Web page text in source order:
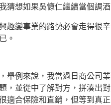
猜想如果吳慷仁繼續當個調
趣變事業的路勢必會走得很
。
舉例來說，我當過日商公司
，並從中了解對方，拼湊出
適合保險和直銷，但等到真